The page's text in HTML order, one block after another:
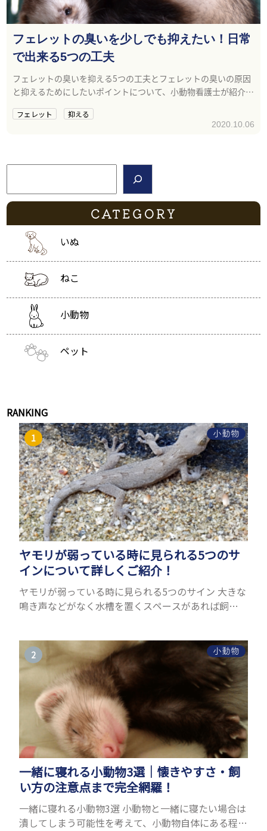
フェレットの臭いを少しでも抑えたい！日常
で出来る5つの工夫
フェレットの臭いを抑える5つの工夫とフェレットの臭いの原因
と抑えるためにしたいポイントについて、小動物看護士が紹介し
フェレット 抑える
2020.10.06
検索
CATEGORY
いぬ
ねこ
小動物
ペット
RANKING
小動物
ヤモリが弱っている時に見られる5つのサ
インについて詳しくご紹介！
ヤモリが弱っている時に見られる5つのサイン 大きな
鳴き声などがなく水槽を置くスペースがあれば飼う
でしょうか...
小動物
一緒に寝れる小動物3選｜懐きやすさ・飼
い方の注意点まで完全網羅！
一緒に寝れる小動物3選 小動物と一緒に寝たい場合は
潰してしまう可能性を考えて、小動物自体にある程度